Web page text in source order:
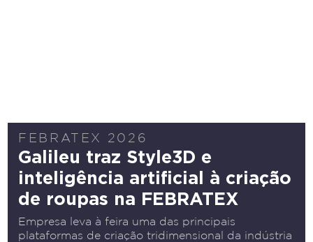
FEBRATEX 2026
Galileu traz Style3D e
inteligência artificial à criação
de roupas na FEBRATEX
Empresa leva à feira uma das principais
plataformas de criação tridimensional da indústria